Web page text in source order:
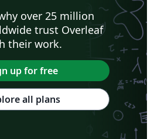
over 25 million
trust Overleaf
their work.
up for free
all plans